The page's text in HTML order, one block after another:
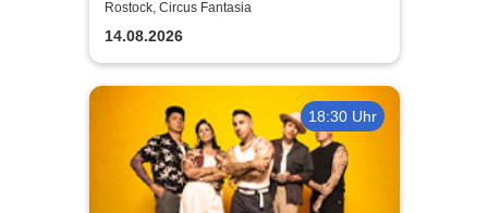
Tour 2026
Rostock, Circus Fantasia
14.08.2026
18:30 Uhr